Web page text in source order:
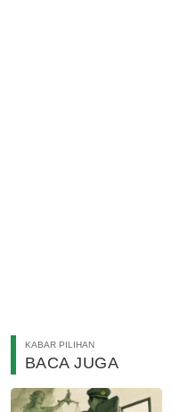
KABAR PILIHAN
BACA JUGA